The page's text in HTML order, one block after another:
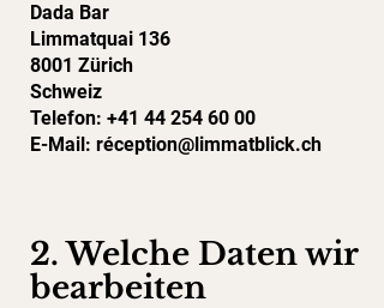
Dada Bar
Limmatquai 136
8001 Zürich
Schweiz
Telefon: +41 44 254 60 00
E-Mail: réception@limmatblick.ch
2. Welche Daten wir
bearbeiten